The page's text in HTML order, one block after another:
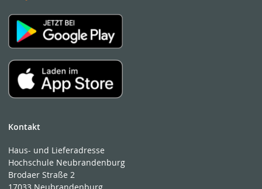
Kontakt
Haus- und Lieferadresse
Hochschule Neubrandenburg
Brodaer Straße 2
17033 Neubrandenburg